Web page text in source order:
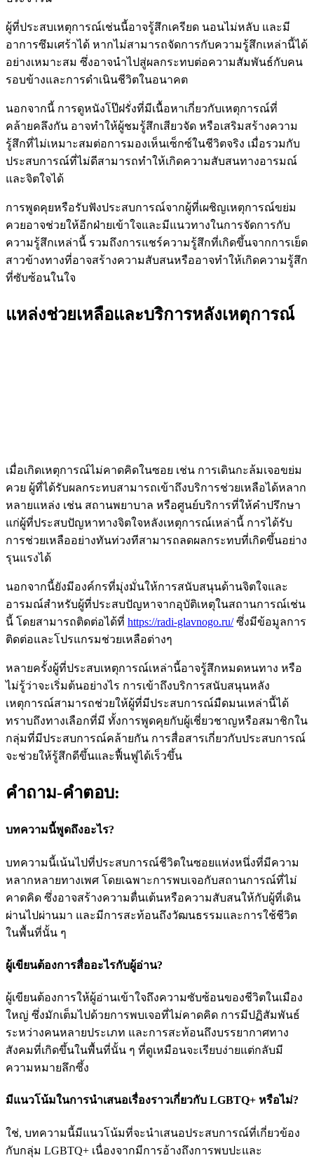
ผู้ที่ประสบเหตุการณ์เช่นนี้อาจรู้สึกเครียด นอนไม่หลับ และมี
อาการซึมเศร้าได้ หากไม่สามารถจัดการกับความรู้สึกเหล่านี้ได้
อย่างเหมาะสม ซึ่งอาจนำไปสู่ผลกระทบต่อความสัมพันธ์กับคน
รอบข้างและการดำเนินชีวิตในอนาคต
นอกจากนี้ การดูหนังโป๊ฝรั่งที่มีเนื้อหาเกี่ยวกับเหตุการณ์ที่
คล้ายคลึงกัน อาจทำให้ผู้ชมรู้สึกเสียวจัด หรือเสริมสร้างความ
รู้สึกที่ไม่เหมาะสมต่อการมองเห็นเซ็กซ์ในชีวิตจริง เมื่อรวมกับ
ประสบการณ์ที่ไม่ดีสามารถทำให้เกิดความสับสนทางอารมณ์
และจิตใจได้
การพูดคุยหรือรับฟังประสบการณ์จากผู้ที่เผชิญเหตุการณ์ขย่ม
ควยอาจช่วยให้อีกฝ่ายเข้าใจและมีแนวทางในการจัดการกับ
ความรู้สึกเหล่านี้ รวมถึงการแชร์ความรู้สึกที่เกิดขึ้นจากการเย็ด
สาวข้างทางที่อาจสร้างความสับสนหรืออาจทำให้เกิดความรู้สึก
ที่ซับซ้อนในใจ
แหล่งช่วยเหลือและบริการหลังเหตุการณ์
เมื่อเกิดเหตุการณ์ไม่คาดคิดในซอย เช่น การเดินกะล้มเจอขย่ม
ควย ผู้ที่ได้รับผลกระทบสามารถเข้าถึงบริการช่วยเหลือได้หลาก
หลายแหล่ง เช่น สถานพยาบาล หรือศูนย์บริการที่ให้คำปรึกษา
แก่ผู้ที่ประสบปัญหาทางจิตใจหลังเหตุการณ์เหล่านี้ การได้รับ
การช่วยเหลืออย่างทันท่วงทีสามารถลดผลกระทบที่เกิดขึ้นอย่าง
รุนแรงได้
นอกจากนี้ยังมีองค์กรที่มุ่งมั่นให้การสนับสนุนด้านจิตใจและ
อารมณ์สำหรับผู้ที่ประสบปัญหาจากอุบัติเหตุในสถานการณ์เช่น
นี้ โดยสามารถติดต่อได้ที่ https://radi-glavnogo.ru/ซึ่งมีข้อมูลการ
ติดต่อและโปรแกรมช่วยเหลือต่างๆ
หลายครั้งผู้ที่ประสบเหตุการณ์เหล่านี้อาจรู้สึกหมดหนทาง หรือ
ไม่รู้ว่าจะเริ่มต้นอย่างไร การเข้าถึงบริการสนับสนุนหลัง
เหตุการณ์สามารถช่วยให้ผู้ที่มีประสบการณ์มืดมนเหล่านี้ได้
ทราบถึงทางเลือกที่มี ทั้งการพูดคุยกับผู้เชี่ยวชาญหรือสมาชิกใน
กลุ่มที่มีประสบการณ์คล้ายกัน การสื่อสารเกี่ยวกับประสบการณ์
จะช่วยให้รู้สึกดีขึ้นและฟื้นฟูได้เร็วขึ้น
คำถาม-คำตอบ:
บทความนี้พูดถึงอะไร?
บทความนี้เน้นไปที่ประสบการณ์ชีวิตในซอยแห่งหนึ่งที่มีความ
หลากหลายทางเพศ โดยเฉพาะการพบเจอกับสถานการณ์ที่ไม่
คาดคิด ซึ่งอาจสร้างความตื่นเต้นหรือความสับสนให้กับผู้ที่เดิน
ผ่านไปผ่านมา และมีการสะท้อนถึงวัฒนธรรมและการใช้ชีวิต
ในพื้นที่นั้น ๆ
ผู้เขียนต้องการสื่ออะไรกับผู้อ่าน?
ผู้เขียนต้องการให้ผู้อ่านเข้าใจถึงความซับซ้อนของชีวิตในเมือง
ใหญ่ ซึ่งมักเต็มไปด้วยการพบเจอที่ไม่คาดคิด การมีปฏิสัมพันธ์
ระหว่างคนหลายประเภท และการสะท้อนถึงบรรยากาศทาง
สังคมที่เกิดขึ้นในพื้นที่นั้น ๆ ที่ดูเหมือนจะเรียบง่ายแต่กลับมี
ความหมายลึกซึ้ง
มีแนวโน้มในการนำเสนอเรื่องราวเกี่ยวกับ LGBTQ+ หรือไม่?
ใช่, บทความนี้มีแนวโน้มที่จะนำเสนอประสบการณ์ที่เกี่ยวข้อง
กับกลุ่ม LGBTQ+ เนื่องจากมีการอ้างถึงการพบปะและ